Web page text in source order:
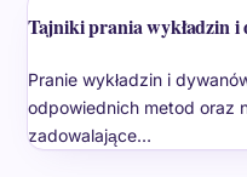
Tajniki prania wykładzin i
Pranie wykładzin i
odpowiednich metod oraz
zadowalające…